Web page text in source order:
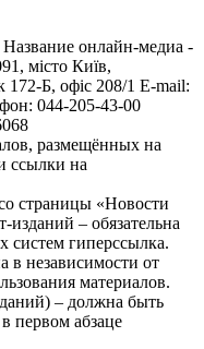
онлайн-медиа -
місто Київ,
Б, офіс 208/1 E-mail:
044-205-43-00
размещённых на
ссылки на
страницы «Новости
– обязательна
систем гиперссылка.
в независимости от
материалов.
– должна быть
первом абзаце